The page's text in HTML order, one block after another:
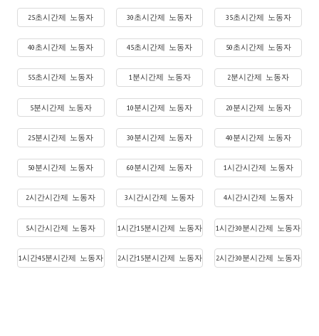
25초시간제 노동자 30초시간제 노동자 35초시간제 노동자
40초시간제 노동자 45초시간제 노동자 50초시간제 노동자
55초시간제 노동자 1분시간제 노동자 2분시간제 노동자
5분시간제 노동자 10분시간제 노동자 20분시간제 노동자
25분시간제 노동자 30분시간제 노동자 40분시간제 노동자
50분시간제 노동자 60분시간제 노동자 1시간시간제 노동자
2시간시간제 노동자 3시간시간제 노동자 4시간시간제 노동자
5시간시간제 노동자 1시간15분시간제 노동자 1시간30분시간제 노동자
1시간45분시간제 노동자 2시간15분시간제 노동자 2시간30분시간제 노동자